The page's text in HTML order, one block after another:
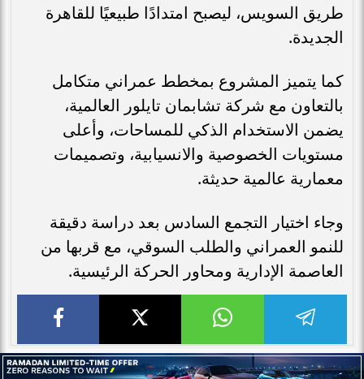
طريق السويس، ليصبح امتدادًا طبيعيًا للقاهرة
الجديدة.
كما يتميز المشروع بمخطط عمراني متكامل
بالتعاون مع شركة تشابمان تايلور العالمية،
يضمن الاستخدام الذكي للمساحات، وأعلى
مستويات الخصوصية والانسيابية، وتصميمات
معمارية عالمية حديثة.
وجاء اختيار التجمع السادس بعد دراسة دقيقة
للنمو العمراني والطلب السوقي، مع قربها من
العاصمة الإدارية ومحاور الحركة الرئيسية.